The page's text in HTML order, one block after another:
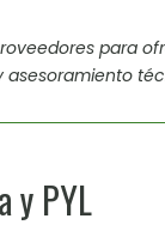
para
y PYL